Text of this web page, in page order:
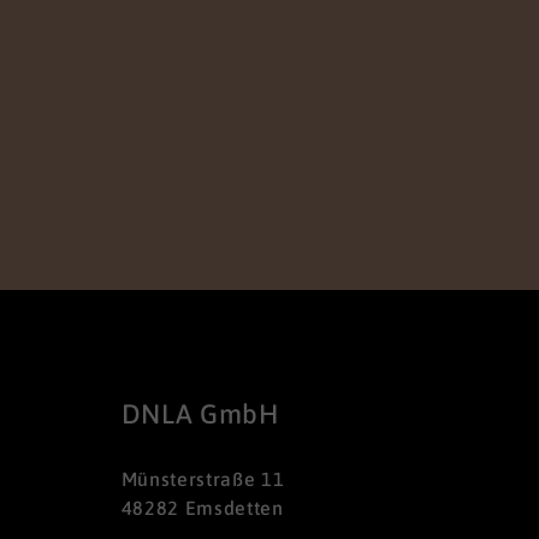
DNLA GmbH
Münsterstraße 11
48282 Emsdetten